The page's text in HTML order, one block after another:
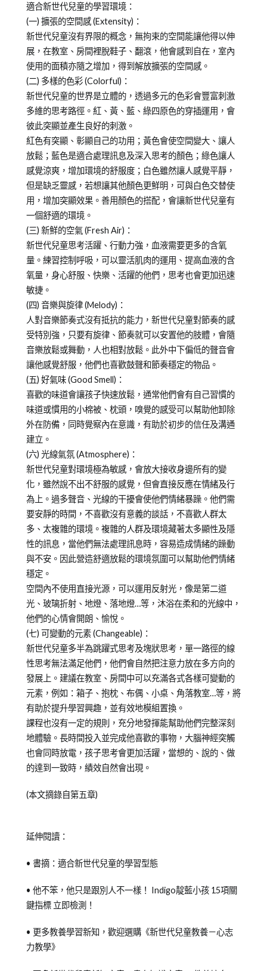
適合新世代兒童的學習環境：
(一) 擴張的空間感 (Extensity)：
新世代兒童沒有界限的概念，無拘束的空間能讓他得以伸
展，在教室、房間裡脫鞋子、翻滾，他會感到自在，室內
使用的面積亦隨之增加，得到解放擴張的空間感。
(二) 多樣的色彩 (Colorful)：
新世代兒童的世界是立體的，透過多元的色彩會豐富刺激
多維的思考路徑。紅、黃、藍、綠四原色的穿插運用，會
彼此突顯並產生良好的刺激。
紅色有突顯、彰顯自己的功用；黃色會使空間變大、讓人
放鬆；藍色是適合處理訊息及深入思考的顏色；綠色讓人
感覺涼爽，增加環境的舒服度；白色雖然讓人感覺平靜，
但是缺乏靈感，若想讓其他顏色更鮮明，可與白色交替使
用，增加突顯效果。善用顏色的搭配，會讓新世代兒童有
一個舒適的環境。
(三) 新鮮的空氣 (Fresh Air)：
新世代兒童思考活躍、行動力強，血液需要更多的含氧
量。練習控制呼吸，可以靈活肌肉的運用、提高血液的含
氧量，身心舒服、快樂、活躍的他們，思考也會更加迅速
敏捷。
(四) 音樂與旋律 (Melody)：
人對音樂節奏式沒有抵抗的能力，新世代兒童對節奏的感
受特別強，只要有旋律、節奏就可以安置他的肢體，會隨
音樂放鬆或舞動，人也相對放鬆。此外中下偏低的聲音會
讓他感覺舒服，他們也喜歡鼓聲和節奏穩定的物品。
(五) 好氣味 (Good Smell)：
喜歡的味道會讓孩子快速放鬆，通常他們會有自己習慣的
味道或慣用的小棉被、枕頭，嗅覺的感受可以幫助他卸除
外在防備，同時覺察內在意識，有助於初步的信任及溝通
建立。
(六) 光線氣氛 (Atmosphere)：
新世代兒童對環境極為敏感，會放大接收身邊所有的變
化，雖然說不出不舒服的感覺，但會直接反應在情緒及行
為上。過多聲音、光線的干擾會使他們情緒暴躁。他們需
要安靜的時間，不喜歡沒有意義的談話，不喜歡人群太
多、太複雜的環境。複雜的人群及環境藏著太多顯性及隱
性的訊息，當他們無法處理訊息時，容易造成情緒的躁動
與不安。因此營造舒適放鬆的環境氛圍可以幫助他們情緒
穩定。
空間內不使用直接光源，可以運用反射光，像是第二道
光、玻璃折射、地燈、落地燈…等，沐浴在柔和的光線中，
他們的心情會開朗、愉悅。
(七) 可變動的元素 (Changeable)：
新世代兒童多半為跳躍式思考及塊狀思考，單一路徑的線
性思考無法滿足他們，他們會自然把注意力放在多方向的
發展上。建議在教室、房間中可以充滿各式各樣可變動的
元素，例如：箱子、抱枕、布偶、小桌、角落教室…等，將
有助於提升學習興趣，並有效地模組置換。
課程也沒有一定的規則，充分地發揮能幫助他們完整深刻
地體驗。長時間投入並完成他喜歡的事物，大腦神經突觸
也會同時放電，孩子思考會更加活躍，當想的、說的、做
的達到一致時，績效自然會出現。
(本文摘錄自第五章)
延伸閱讀：
• 書摘：適合新世代兒童的學習型態
• 他不笨，他只是跟別人不一樣！ Indigo靛藍小孩 15項關
鍵指標 立即檢測！
• 更多教養學習新知，歡迎選購《新世代兒童教養－心志
力教學》